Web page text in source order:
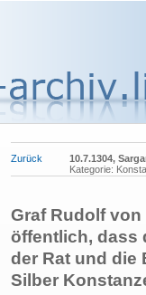
Zurück
10.7.1304,
Kategorie:
Graf Rudolf
öffentlich, dass
der Rat und die
Silber